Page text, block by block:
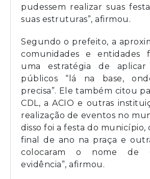
pudessem realizar suas
suas estruturas”, afirmou.
Segundo o prefeito, a
comunidades e entidades
uma estratégia de aplicar
públicos “lá na base,
precisa”. Ele também citou
CDL, a ACIO e outras
realização de eventos no
disso foi a festa do município,
final de ano na praça e
colocaram o nome de
evidência”, afirmou.